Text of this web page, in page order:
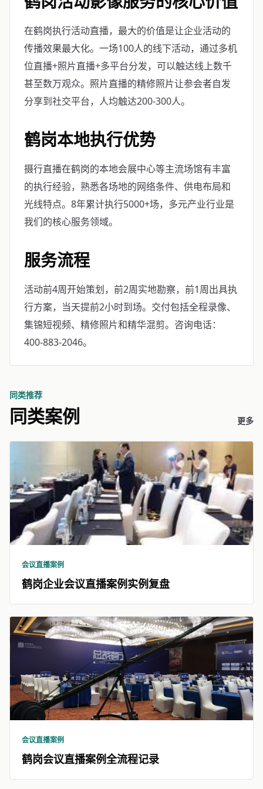
在鹤岗执行活动直播，最大的价值是让企业活动的
传播效果最大化。一场100人的线下活动，通过多机
位直播+照片直播+多平台分发，可以触达线上数千
甚至数万观众。照片直播的精修照片让参会者自发
分享到社交平台，人均触达200-300人。
鹤岗本地执行优势
摄行直播在鹤岗的本地会展中心等主流场馆有丰富
的执行经验，熟悉各场地的网络条件、供电布局和
光线特点。8年累计执行5000+场，多元产业行业是
我们的核心服务领域。
服务流程
活动前4周开始策划，前2周实地勘察，前1周出具执
行方案，当天提前2小时到场。交付包括全程录像、
集锦短视频、精修照片和精华混剪。咨询电话：
400-883-2046。
同类推荐
同类案例 更多
会议直播案例
鹤岗企业会议直播案例实例复盘
会议直播案例
鹤岗会议直播案例全流程记录